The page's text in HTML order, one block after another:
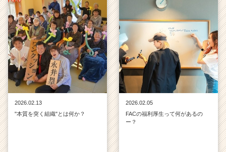
2026.02.13
"本質を突く組織"とは何か？
2026.02.05
FACの福利厚生って何があるの
ー？